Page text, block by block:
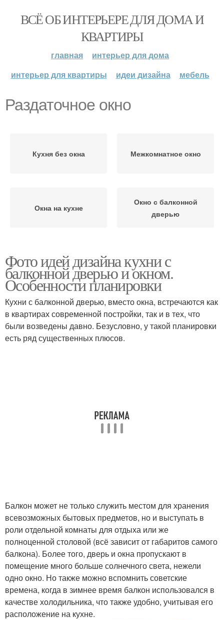
ВСЁ ОБ ИНТЕРЬЕРЕ ДЛЯ ДОМА И
КВАРТИРЫ
главная
интерьер для дома
интерьер для квартиры
идеи дизайна мебель
Раздаточное окно
Кухня без окна Межкомнатное окно
Окна на кухне
Окно с балконной
дверью
Фото идей дизайна кухни с
балконной дверью и окном.
Особенности планировки
Кухни с балконной дверью, вместо окна, встречаются как
в квартирах современной постройки, так и в тех, что
были возведены давно. Безусловно, у такой планировки
есть ряд существенных плюсов.
Балкон может не только служить местом для хранения
всевозможных бытовых предметов, но и выступать в
роли отдельной комнаты для отдыха или же
полноценной столовой (всё зависит от габаритов самого
балкона). Более того, дверь и окна пропускают в
помещение много больше солнечного света, нежели
одно окно. Но также можно вспомнить советские
времена, когда в зимнее время балкон использовался в
качестве холодильника, что также удобно, учитывая его
расположение на кухне.